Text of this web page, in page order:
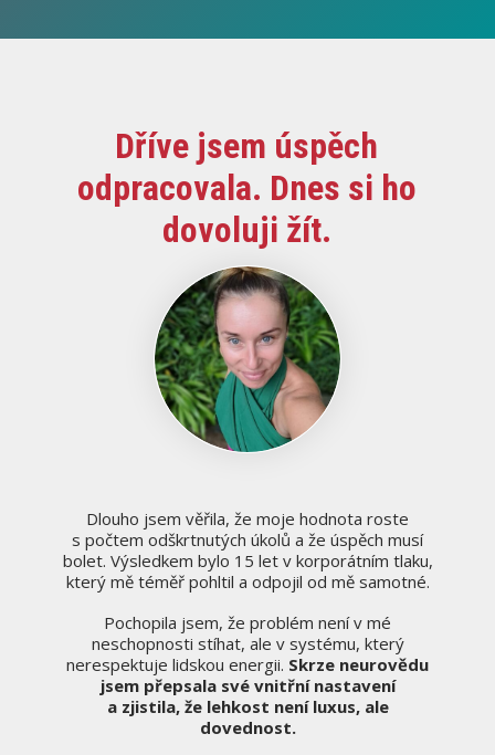
Dříve jsem úspěch
odpracovala. Dnes si ho
dovoluji žít.
Dlouho jsem věřila, že moje hodnota roste
s počtem odškrtnutých úkolů a že úspěch musí
bolet. Výsledkem bylo 15 let v korporátním tlaku,
který mě téměř pohltil a odpojil od mě samotné.
Pochopila jsem, že problém není v mé
neschopnosti stíhat, ale v systému, který
nerespektuje lidskou energii. Skrze neurovědu
jsem přepsala své vnitřní nastavení
a zjistila, že lehkost není luxus, ale
dovednost.